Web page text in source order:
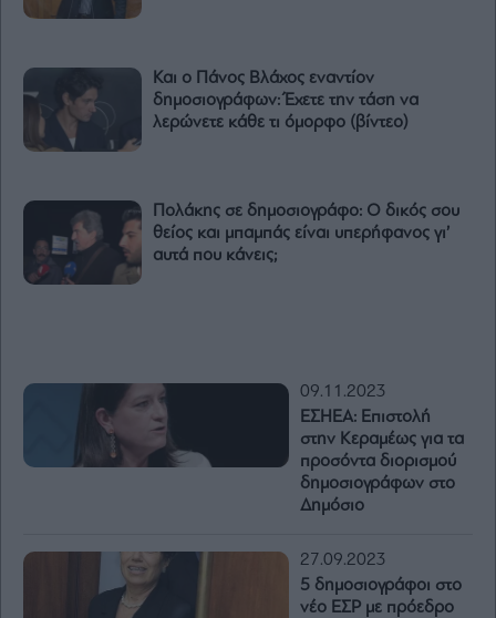
Και ο Πάνος Βλάχος εναντίον
δημοσιογράφων: Έχετε την τάση να
λερώνετε κάθε τι όμορφο (βίντεο)
Πολάκης σε δημοσιογράφο: Ο δικός σου
θείος και μπαμπάς είναι υπερήφανος γι’
αυτά που κάνεις;
09.11.2023
ΕΣΗΕΑ: Επιστολή
στην Κεραμέως για τα
προσόντα διορισμού
δημοσιογράφων στο
Δημόσιο
27.09.2023
5 δημοσιογράφοι στο
νέο ΕΣΡ με πρόεδρο